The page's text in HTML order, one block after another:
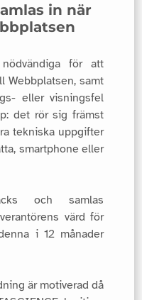
in när
för att
Webbplatsen, samt
eller visningsfel
det rör sig främst
tekniska uppgifter
smartphone eller
och samlas
värd för
i 12 månader
är motiverad då